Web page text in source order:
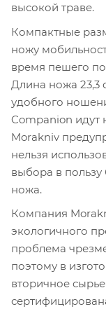
высокой траве.
Компактные
ножу
время пешего
Длина ножа 23,3
удобного
Companion идут
Morakniv
нельзя
выбора в
ножа.
Компания
экологичного
проблема
поэтому в
вторичное